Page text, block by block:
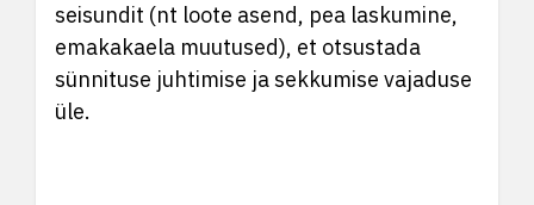
seisundit (nt loote asend, pea laskumine,
emakakaela muutused), et otsustada
sünnituse juhtimise ja sekkumise vajaduse
üle.